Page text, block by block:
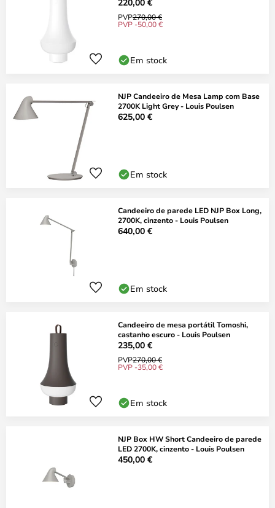
PVP270,00 €
PVP -50,00 €
Em stock
NJP Candeeiro de Mesa Lamp com Base
2700K Light Grey - Louis Poulsen
625,00 €
Em stock
Candeeiro de parede LED NJP Box Long,
2700K, cinzento - Louis Poulsen
640,00 €
Em stock
Candeeiro de mesa portátil Tomoshi,
castanho escuro - Louis Poulsen
235,00 €
PVP270,00 €
PVP -35,00 €
Em stock
NJP Box HW Short Candeeiro de parede
LED 2700K, cinzento - Louis Poulsen
450,00 €